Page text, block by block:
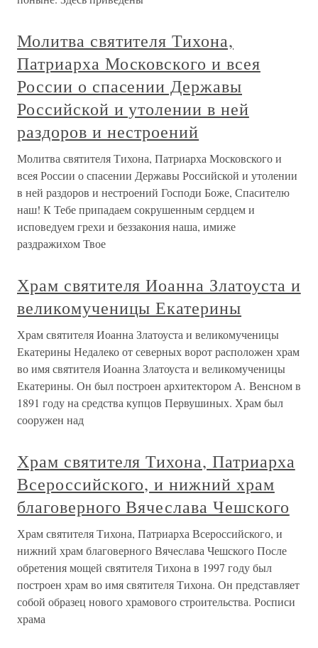
Молитва святителя Тихона,
Патриарха Московского и всея
России о спасении Державы
Российской и утолении в ней
раздоров и нестроений
Молитва святителя Тихона, Патриарха Московского и
всея России о спасении Державы Российской и утолении
в ней раздоров и нестроений Господи Боже, Спасителю
наш! К Тебе припадаем сокрушенным сердцем и
исповедуем грехи и беззакония наша, имиже
раздражихом Твое
Храм святителя Иоанна Златоуста и
великомученицы Екатерины
Храм святителя Иоанна Златоуста и великомученицы
Екатерины Недалеко от северных ворот расположен храм
во имя святителя Иоанна Златоуста и великомученицы
Екатерины. Он был построен архитектором А. Венсном в
1891 году на средства купцов Первушиных. Храм был
сооружен над
Храм святителя Тихона, Патриарха
Всероссийского, и нижний храм
благоверного Вячеслава Чешского
Храм святителя Тихона, Патриарха Всероссийского, и
нижний храм благоверного Вячеслава Чешского После
обретения мощей святителя Тихона в 1997 году был
построен храм во имя святителя Тихона. Он представляет
собой образец нового храмового строительства. Росписи
храма